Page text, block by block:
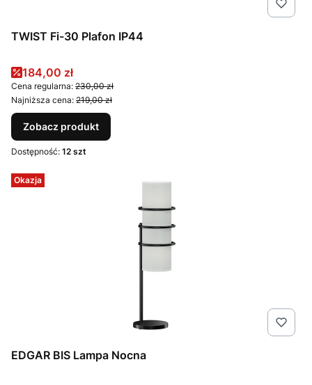
TWIST Fi-30 Plafon IP44
Cena promocyjna
184,00 zł
Cena regularna: 230,00 zł
Najniższa cena: 219,00 zł
Zobacz produkt
Dostępność: 12 szt
Okazja
EDGAR BIS Lampa Nocna